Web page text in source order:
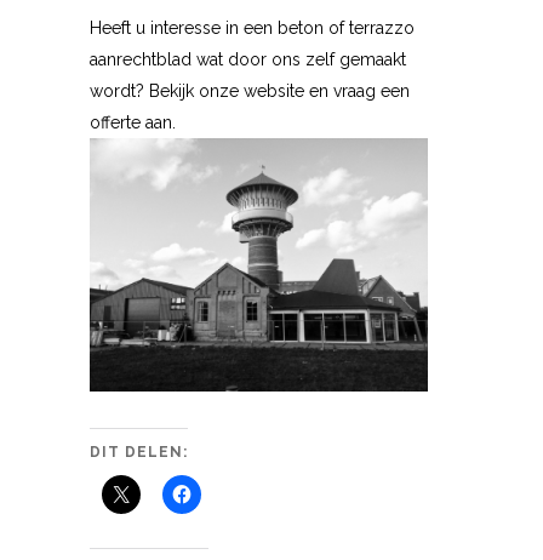
Heeft u interesse in een beton of terrazzo
aanrechtblad wat door ons zelf gemaakt
wordt? Bekijk onze website en vraag een
offerte aan.
DIT DELEN: